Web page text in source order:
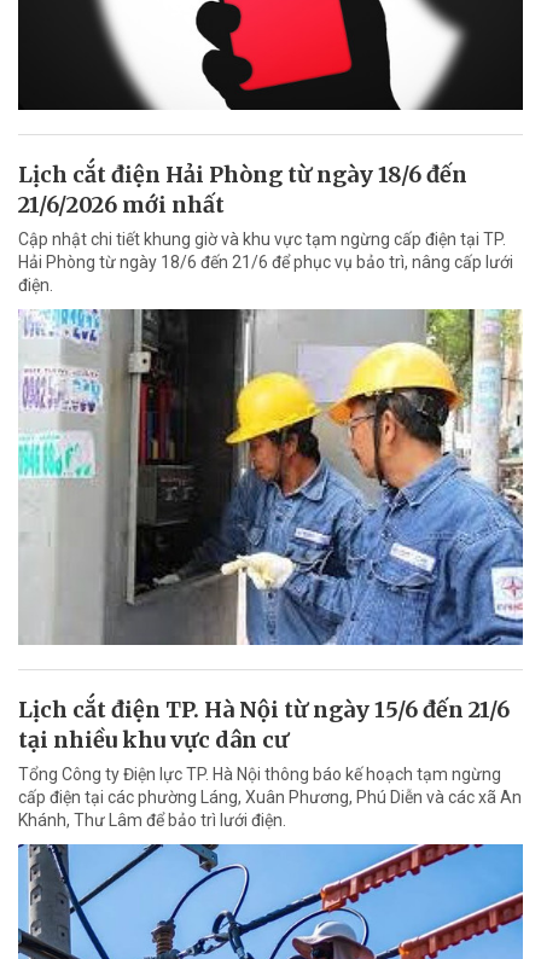
Lịch cắt điện Hải Phòng từ ngày 18/6 đến
21/6/2026 mới nhất
Cập nhật chi tiết khung giờ và khu vực tạm ngừng cấp điện tại TP.
Hải Phòng từ ngày 18/6 đến 21/6 để phục vụ bảo trì, nâng cấp lưới
điện.
Lịch cắt điện TP. Hà Nội từ ngày 15/6 đến 21/6
tại nhiều khu vực dân cư
Tổng Công ty Điện lực TP. Hà Nội thông báo kế hoạch tạm ngừng
cấp điện tại các phường Láng, Xuân Phương, Phú Diễn và các xã An
Khánh, Thư Lâm để bảo trì lưới điện.